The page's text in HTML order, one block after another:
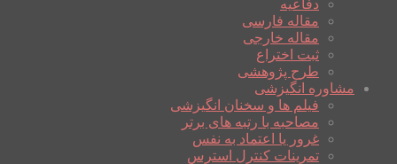
دفاعیه
مقاله فارسی
مقاله خارجی
ثبت اختراع
طرح پژوهشی
مشاوره انگیزشی
فیلم ها و سخنان انگیزشی
مصاحبه با رتبه های برتر
غرور یا اعتماد به نفس
تمرینات کنترل استرس